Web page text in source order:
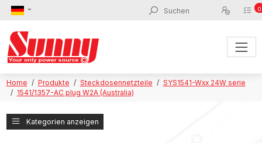
0
Home Produkte Steckdosennetzteile
SYS1541-Wxx 24W serie
1541/1357-AC plug W2A (Australia)
Kategorien anzeigen